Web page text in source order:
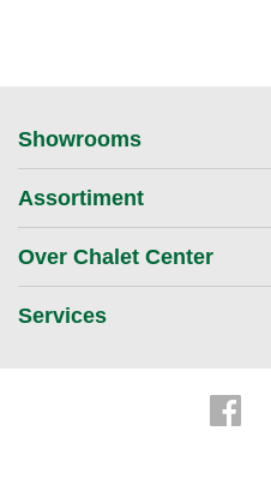
Showrooms
Assortiment
Over Chalet Center
Services